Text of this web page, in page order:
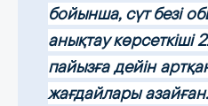
бойынша, сүт безі
анықтау көрсеткіші
пайызға дейін
жағдайлары